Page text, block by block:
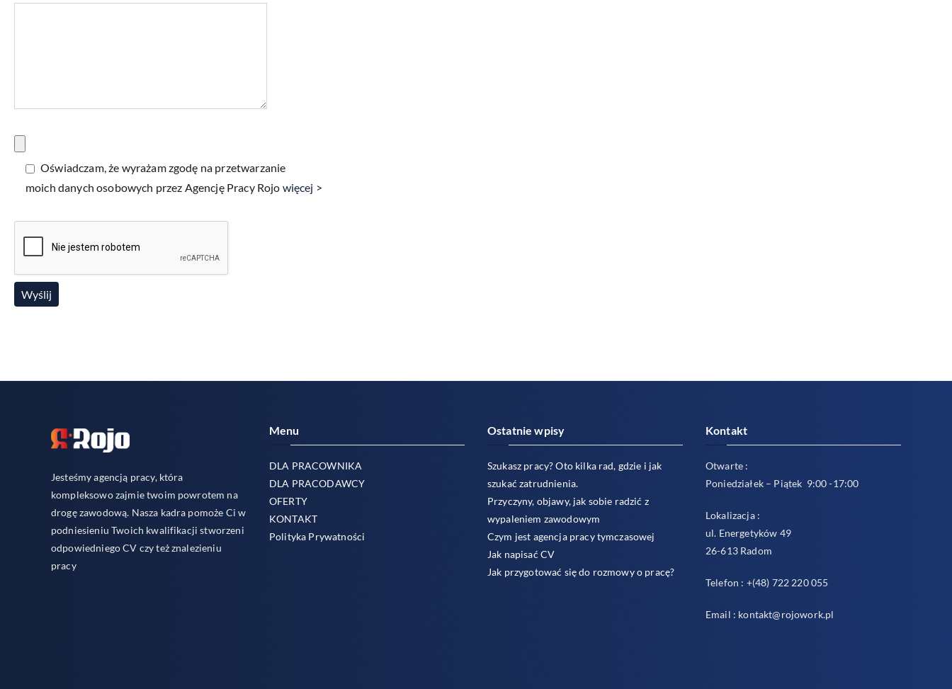
Oświadczam, że wyrażam zgodę na przetwarzanie
moich danych osobowych przez Agencję Pracy Rojo więcej >
Jesteśmy agencją pracy, która
kompleksowo zajmie twoim powrotem na
drogę zawodową. Nasza kadra pomoże Ci w
podniesieniu Twoich kwalifikacji stworzeni
odpowiedniego CV czy też znalezieniu
pracy
Menu
DLA PRACOWNIKA
DLA PRACODAWCY
OFERTY
KONTAKT
Polityka Prywatności
Ostatnie wpisy
Szukasz pracy? Oto kilka rad, gdzie i jak
szukać zatrudnienia.
Przyczyny, objawy, jak sobie radzić z
wypaleniem zawodowym
Czym jest agencja pracy tymczasowej
Jak napisać CV
Jak przygotować się do rozmowy o pracę?
Kontakt
Otwarte :
Poniedziałek – Piątek 9:00 -17:00
Lokalizacja :
ul. Energetyków 49
26-613 Radom
Telefon : +(48) 722 220 055
Email : kontakt@rojowork.pl